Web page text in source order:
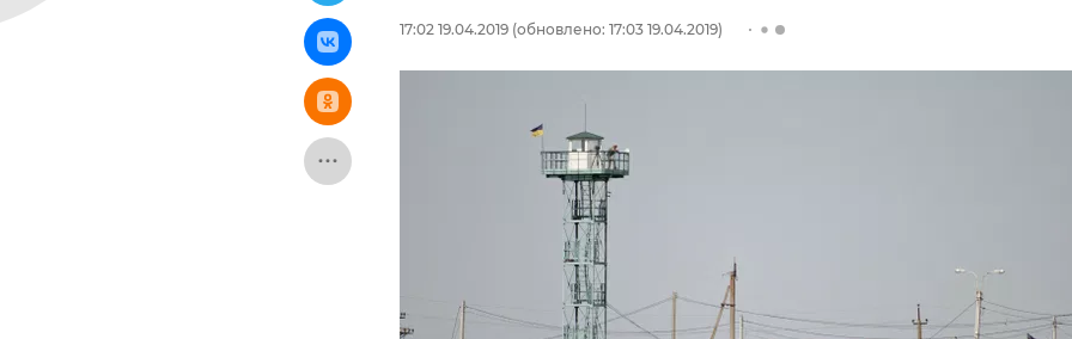
17:02 19.04.2019 (обновлено: 17:03 19.04.2019)